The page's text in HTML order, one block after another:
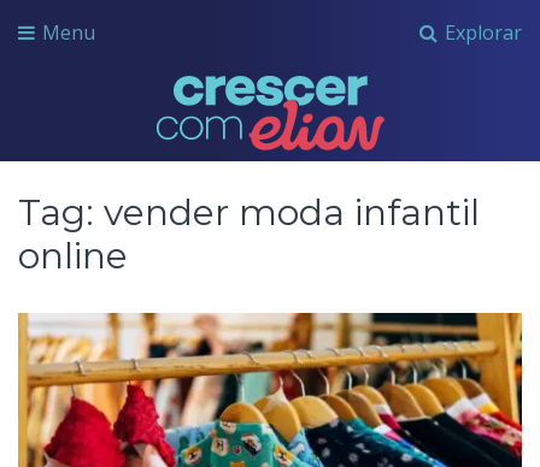
Explorar
Menu
Crescer com Grupo Elian
Tag: vender moda infantil
online